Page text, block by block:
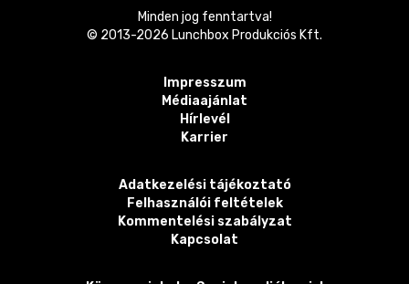
Minden jog fenntartva!
© 2013-2026 Lunchbox Produkciós Kft.
Impresszum
Médiaajánlat
Hírlevél
Karrier
Adatkezelési tájékoztató
Felhasználói feltételek
Kommentelési szabályzat
Kapcsolat